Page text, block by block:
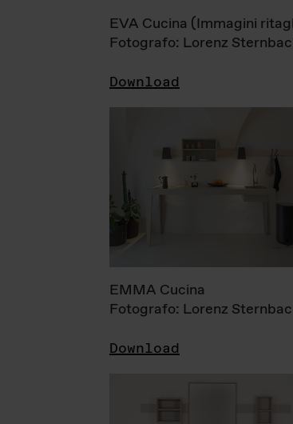
EVA Cucina (Immagini
Fotografo: Lorenz
Download
EMMA Cucina
Fotografo: Lorenz
Download